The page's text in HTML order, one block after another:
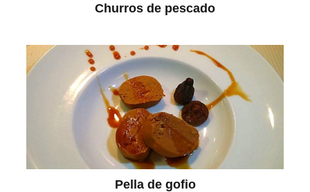
Churros de pescado
Pella de gofio